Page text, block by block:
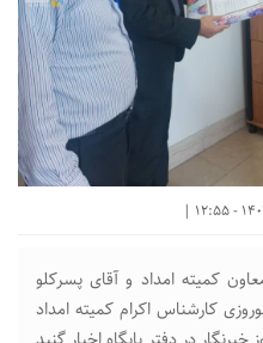
کمیته امداد و آقای پسرکلو
کارشناس اکرام کمیته امداد